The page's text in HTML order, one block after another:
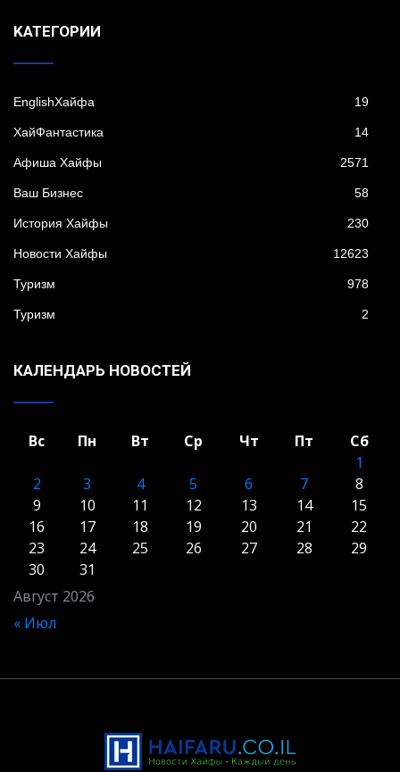
KАТЕГОРИИ
EnglishХайфа 19
XайФантастика 14
Афиша Хайфы 2571
Ваш Бизнес 58
История Хайфы 230
Новости Хайфы 12623
Туризм 978
Туризм 2
КАЛЕНДАРЬ НОВОСТЕЙ
Август 2026
Вс Пн Вт Ср Чт Пт
Сб
1
2
3 4 5 6 7
8
9
10 11 12 13 14
15
16
17 18 19 20 21
22
23
24 25 26 27 28
29
30
31
« Июл